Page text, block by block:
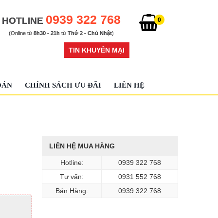
HOTLINE 0939 322 768
(Online từ 8h30 - 21h từ Thứ 2 - Chủ Nhật)
TIN KHUYẾN MẠI
0
CHÍNH SÁCH ƯU ĐÃI LIÊN HỆ
LIÊN HỆ MUA HÀNG
Hotline:
0939 322 768
Tư vấn:
0931 552 768
Bán Hàng:
0939 322 768